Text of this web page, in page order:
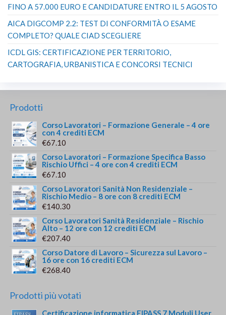
FINO A 57.000 EURO E CANDIDATURE ENTRO IL 5 AGOSTO
AICA DIGCOMP 2.2: TEST DI CONFORMITÀ O ESAME
COMPLETO? QUALE CIAD SCEGLIERE
ICDL GIS: CERTIFICAZIONE PER TERRITORIO,
CARTOGRAFIA, URBANISTICA E CONCORSI TECNICI
Prodotti
Corso Lavoratori – Formazione Generale – 4 ore
con 4 crediti ECM
€67.10
Corso Lavoratori – Formazione Specifica Basso
Rischio Uffici – 4 ore con 4 crediti ECM
€67.10
Corso Lavoratori Sanità Non Residenziale –
Rischio Medio – 8 ore con 8 crediti ECM
€140.30
Corso Lavoratori Sanità Residenziale – Rischio
Alto – 12 ore con 12 crediti ECM
€207.40
Corso Datore di Lavoro – Sicurezza sul Lavoro –
16 ore con 16 crediti ECM
€268.40
Prodotti più votati
Certificazione informatica EIPASS 7 Moduli User